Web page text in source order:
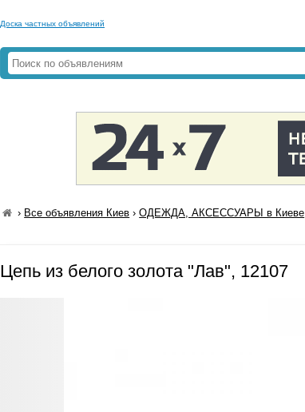
Доска частных объявлений
› Все объявления Киев ›ОДЕЖДА, АКСЕССУАРЫ в Киеве
Цепь из белого золота "Лав", 12107